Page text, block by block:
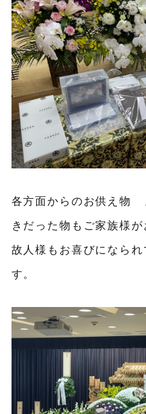
各方面からのお供え物
きだった物もご家族様が
故人様もお喜びになら
す。